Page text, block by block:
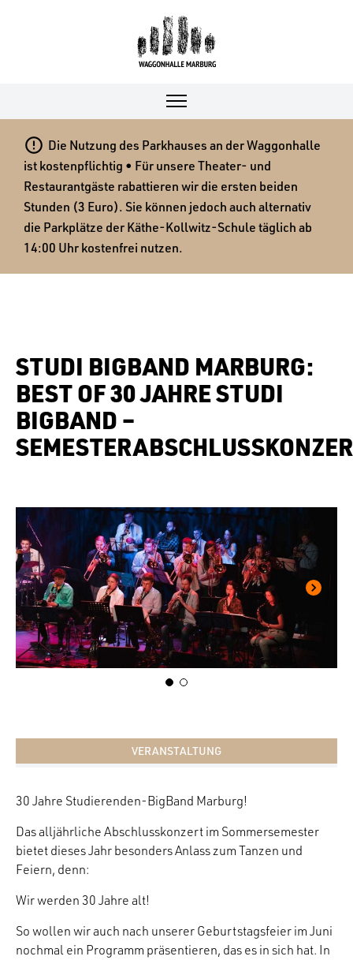
 Die Nutzung des Parkhauses an der Waggonhalle
ist kostenpflichtig • Für unsere Theater- und
Restaurantgäste rabattieren wir die ersten beiden
Stunden (3 Euro). Sie können jedoch auch alternativ
die Parkplätze der Käthe-Kollwitz-Schule täglich ab
14:00 Uhr kostenfrei nutzen.
STUDI BIGBAND MARBURG:
BEST OF 30 JAHRE STUDI
BIGBAND –
VERANSTALTUNG
30 Jahre Studierenden-BigBand Marburg!
Das alljährliche Abschlusskonzert im Sommersemester
bietet dieses Jahr besonders Anlass zum Tanzen und
Feiern, denn:
Wir werden 30 Jahre alt!
So wollen wir auch nach unserer Geburtstagsfeier im Juni
nochmal ein Programm präsentieren, das es in sich hat. In